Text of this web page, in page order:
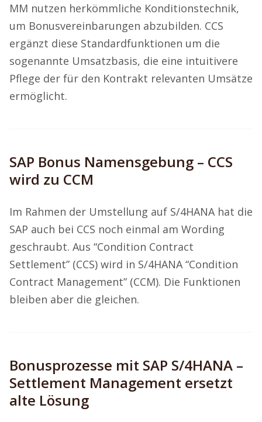
MM nutzen herkömmliche Konditionstechnik,
um Bonusvereinbarungen abzubilden. CCS
ergänzt diese Standardfunktionen um die
sogenannte Umsatzbasis, die eine intuitivere
Pflege der für den Kontrakt relevanten Umsätze
ermöglicht.
SAP Bonus Namensgebung – CCS
wird zu CCM
Im Rahmen der Umstellung auf S/4HANA hat die
SAP auch bei CCS noch einmal am Wording
geschraubt. Aus “Condition Contract
Settlement” (CCS) wird in S/4HANA “Condition
Contract Management” (CCM). Die Funktionen
bleiben aber die gleichen.
Bonusprozesse mit SAP S/4HANA –
Settlement Management ersetzt
alte Lösung